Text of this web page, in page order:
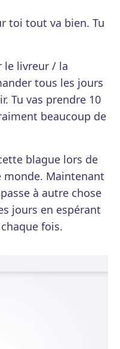
toi tout va bien. Tu
le livreur / la
tous les jours
Tu vas prendre 10
beaucoup de
blague lors de
Maintenant
à autre chose
jours en espérant
fois.